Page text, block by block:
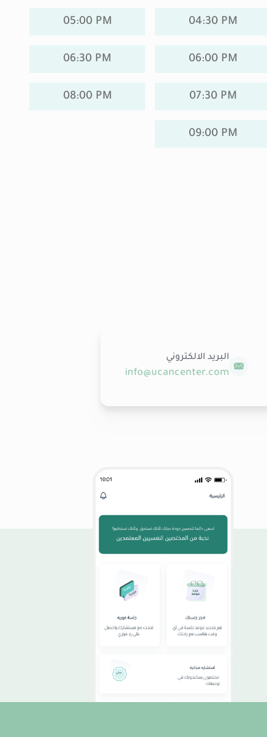
04:30 PM
05:00 PM
06:00 PM
06:30 PM
07:30 PM
08:00 PM
09:00 PM
البريد الالكتروني
info@ucancenter.com